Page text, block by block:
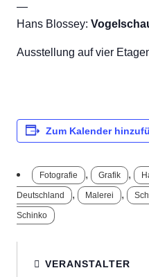
—
Hans Blossey:
Ausstellung auf vier
Zum Kalender
Fotografie , Grafik ,
Deutschland , Malerei ,
Schinko
VERANSTALTER